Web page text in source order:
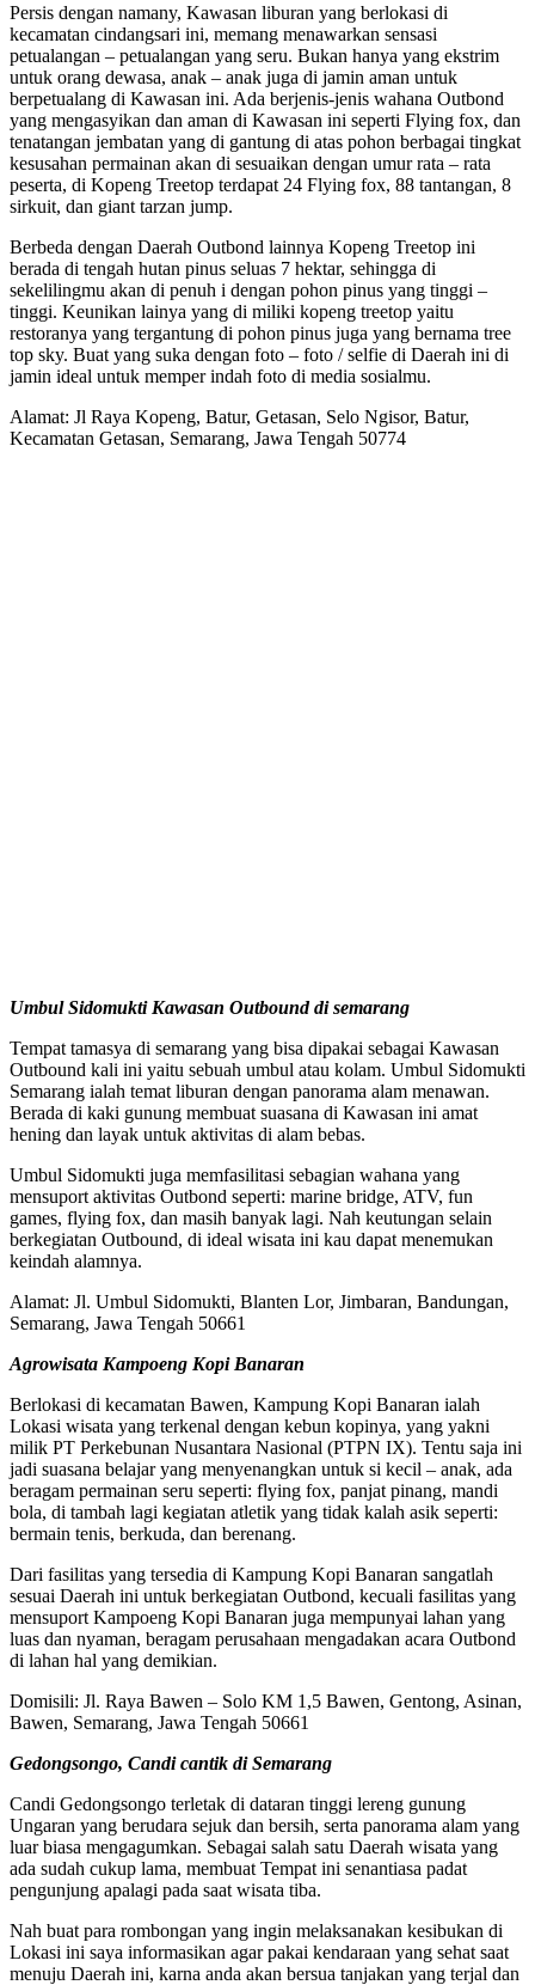
Persis dengan namany, Kawasan liburan yang berlokasi di
kecamatan cindangsari ini, memang menawarkan sensasi
petualangan – petualangan yang seru. Bukan hanya yang ekstrim
untuk orang dewasa, anak – anak juga di jamin aman untuk
berpetualang di Kawasan ini. Ada berjenis-jenis wahana Outbond
yang mengasyikan dan aman di Kawasan ini seperti Flying fox, dan
tenatangan jembatan yang di gantung di atas pohon berbagai tingkat
kesusahan permainan akan di sesuaikan dengan umur rata – rata
peserta, di Kopeng Treetop terdapat 24 Flying fox, 88 tantangan, 8
sirkuit, dan giant tarzan jump.
Berbeda dengan Daerah Outbond lainnya Kopeng Treetop ini
berada di tengah hutan pinus seluas 7 hektar, sehingga di
sekelilingmu akan di penuh i dengan pohon pinus yang tinggi –
tinggi. Keunikan lainya yang di miliki kopeng treetop yaitu
restoranya yang tergantung di pohon pinus juga yang bernama tree
top sky. Buat yang suka dengan foto – foto / selfie di Daerah ini di
jamin ideal untuk memper indah foto di media sosialmu.
Alamat: Jl Raya Kopeng, Batur, Getasan, Selo Ngisor, Batur,
Kecamatan Getasan, Semarang, Jawa Tengah 50774
Umbul Sidomukti Kawasan Outbound di semarang
Tempat tamasya di semarang yang bisa dipakai sebagai Kawasan
Outbound kali ini yaitu sebuah umbul atau kolam. Umbul Sidomukti
Semarang ialah temat liburan dengan panorama alam menawan.
Berada di kaki gunung membuat suasana di Kawasan ini amat
hening dan layak untuk aktivitas di alam bebas.
Umbul Sidomukti juga memfasilitasi sebagian wahana yang
mensuport aktivitas Outbond seperti: marine bridge, ATV, fun
games, flying fox, dan masih banyak lagi. Nah keutungan selain
berkegiatan Outbound, di ideal wisata ini kau dapat menemukan
keindah alamnya.
Alamat: Jl. Umbul Sidomukti, Blanten Lor, Jimbaran, Bandungan,
Semarang, Jawa Tengah 50661
Agrowisata Kampoeng Kopi Banaran
Berlokasi di kecamatan Bawen, Kampung Kopi Banaran ialah
Lokasi wisata yang terkenal dengan kebun kopinya, yang yakni
milik PT Perkebunan Nusantara Nasional (PTPN IX). Tentu saja ini
jadi suasana belajar yang menyenangkan untuk si kecil – anak, ada
beragam permainan seru seperti: flying fox, panjat pinang, mandi
bola, di tambah lagi kegiatan atletik yang tidak kalah asik seperti:
bermain tenis, berkuda, dan berenang.
Dari fasilitas yang tersedia di Kampung Kopi Banaran sangatlah
sesuai Daerah ini untuk berkegiatan Outbond, kecuali fasilitas yang
mensuport Kampoeng Kopi Banaran juga mempunyai lahan yang
luas dan nyaman, beragam perusahaan mengadakan acara Outbond
di lahan hal yang demikian.
Domisili: Jl. Raya Bawen – Solo KM 1,5 Bawen, Gentong, Asinan,
Bawen, Semarang, Jawa Tengah 50661
Gedongsongo, Candi cantik di Semarang
Candi Gedongsongo terletak di dataran tinggi lereng gunung
Ungaran yang berudara sejuk dan bersih, serta panorama alam yang
luar biasa mengagumkan. Sebagai salah satu Daerah wisata yang
ada sudah cukup lama, membuat Tempat ini senantiasa padat
pengunjung apalagi pada saat wisata tiba.
Nah buat para rombongan yang ingin melaksanakan kesibukan di
Lokasi ini saya informasikan agar pakai kendaraan yang sehat saat
menuju Daerah ini, karna anda akan bersua tanjakan yang terjal dan